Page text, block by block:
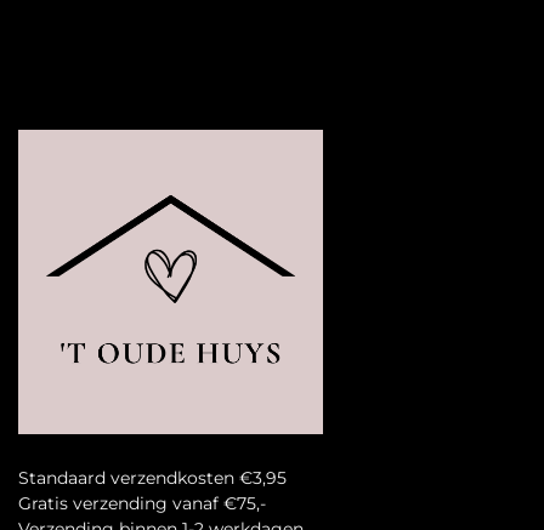
Standaard verzendkosten €3,95
Gratis verzending vanaf €75,-